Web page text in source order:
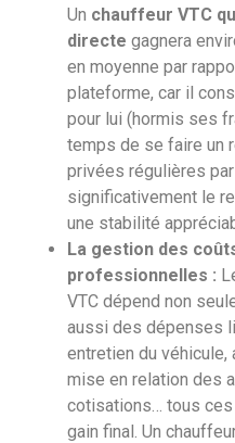
Un chauffeur VTC
directe gagnera
en moyenne par
plateforme, car il
pour lui (hormis ses
temps de se faire un
privées régulières
significativement le
une stabilité
La gestion des
professionnelles :
VTC dépend non
aussi des dépenses
entretien du
mise en relation des
cotisations… tous
gain final. Un